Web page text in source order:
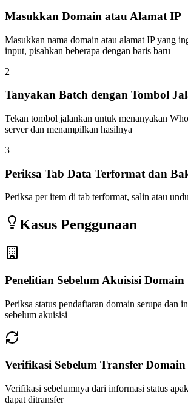
Masukkan Domain atau Alamat IP
Masukkan nama domain atau alamat IP yang
input, pisahkan beberapa dengan baris baru
2
Tanyakan Batch dengan Tombol
Tekan tombol jalankan untuk menanyakan
server dan menampilkan hasilnya
3
Periksa Tab Data Terformat dan
Periksa per item di tab terformat, salin atau
Kasus Penggunaan
Penelitian Sebelum Akuisisi Domain
Periksa status pendaftaran domain serupa dan
sebelum akuisisi
Verifikasi Sebelum Transfer Domain
Verifikasi sebelumnya dari informasi status
dapat ditransfer